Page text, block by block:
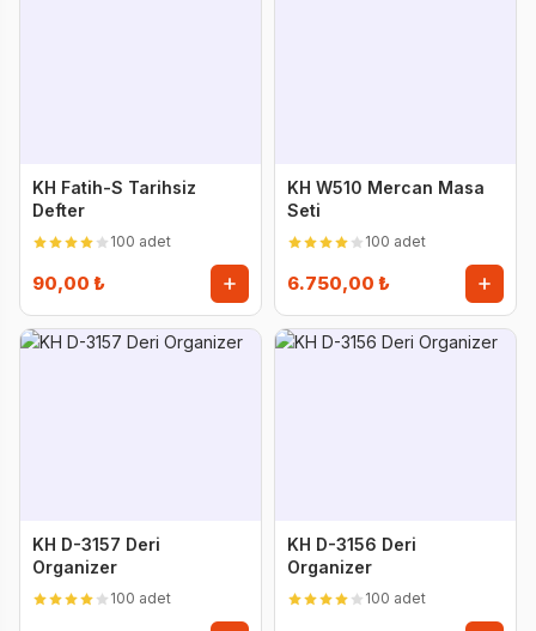
KH Fatih-S Tarihsiz
Defter
100 adet
90,00 ₺
KH W510 Mercan Masa
Seti
100 adet
6.750,00 ₺
KH D-3157 Deri
Organizer
100 adet
KH D-3156 Deri
Organizer
100 adet